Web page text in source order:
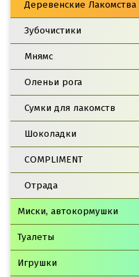
Деревенские Лакомства
Зубочистики
Мнямс
Оленьи рога
Сумки для лакомств
Шоколадки
COMPLIMENT
Отрада
Миски, автокормушки
Туалеты
Игрушки